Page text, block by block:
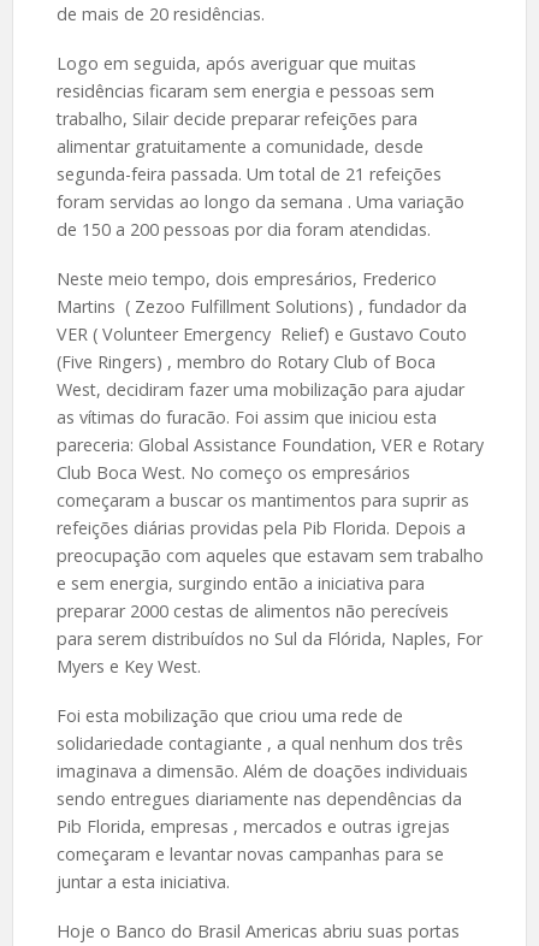
de mais de 20 residências.
Logo em seguida, após averiguar que muitas
residências ficaram sem energia e pessoas sem
trabalho, Silair decide preparar refeições para
alimentar gratuitamente a comunidade, desde
segunda-feira passada. Um total de 21 refeições
foram servidas ao longo da semana . Uma variação
de 150 a 200 pessoas por dia foram atendidas.
Neste meio tempo, dois empresários, Frederico
Martins ( Zezoo Fulfillment Solutions) , fundador da
VER ( Volunteer Emergency Relief) e Gustavo Couto
(Five Ringers) , membro do Rotary Club of Boca
West, decidiram fazer uma mobilização para ajudar
as vítimas do furacão. Foi assim que iniciou esta
pareceria: Global Assistance Foundation, VER e Rotary
Club Boca West. No começo os empresários
começaram a buscar os mantimentos para suprir as
refeições diárias providas pela Pib Florida. Depois a
preocupação com aqueles que estavam sem trabalho
e sem energia, surgindo então a iniciativa para
preparar 2000 cestas de alimentos não perecíveis
para serem distribuídos no Sul da Flórida, Naples, For
Myers e Key West.
Foi esta mobilização que criou uma rede de
solidariedade contagiante , a qual nenhum dos três
imaginava a dimensão. Além de doações individuais
sendo entregues diariamente nas dependências da
Pib Florida, empresas , mercados e outras igrejas
começaram e levantar novas campanhas para se
juntar a esta iniciativa.
Hoje o Banco do Brasil Americas abriu suas portas